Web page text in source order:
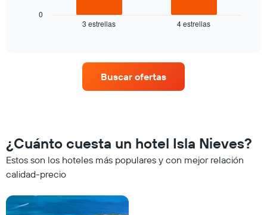
muestra
a
partir
de
los
últimos
3 días
y
3 estrellas 4 estrellas
0
Buscar ofertas
¿Cuánto cuesta un hotel Isla Nieves?
Estos son los hoteles más populares y con mejor relación
calidad-precio